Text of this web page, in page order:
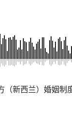
（新西兰）婚姻制